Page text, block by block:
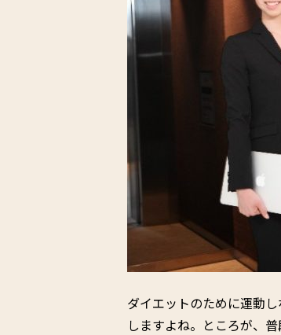
ダイエットのために運動
しますよね。ところが、